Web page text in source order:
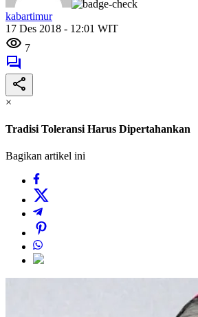
kabartimur
17 Des 2018 - 12:01 WIT
7
×
Tradisi Toleransi Harus Dipertahankan
Bagikan artikel ini